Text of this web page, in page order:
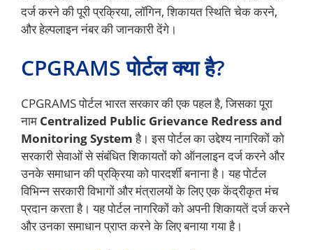
दर्ज करने की पूरी प्रक्रिया, लॉगिन, शिकायत स्थिति चेक करने,
और हेल्पलाइन नंबर की जानकारी देंगे।
CPGRAMS पोर्टल क्या है?
CPGRAMS पोर्टल भारत सरकार की एक पहल है, जिसका पूरा
नाम Centralized Public Grievance Redress and
Monitoring Systemहै। इस पोर्टल का उद्देश्य नागरिकों को
सरकारी सेवाओं से संबंधित शिकायतों को ऑनलाइन दर्ज करने और
उनके समाधान की प्रक्रिया को पारदर्शी बनाना है। यह पोर्टल
विभिन्न सरकारी विभागों और मंत्रालयों के लिए एक केंद्रीकृत मंच
प्रदान करता है। यह पोर्टल नागरिकों को अपनी शिकायतें दर्ज करने
और उनका समाधान प्राप्त करने के लिए बनाया गया है।